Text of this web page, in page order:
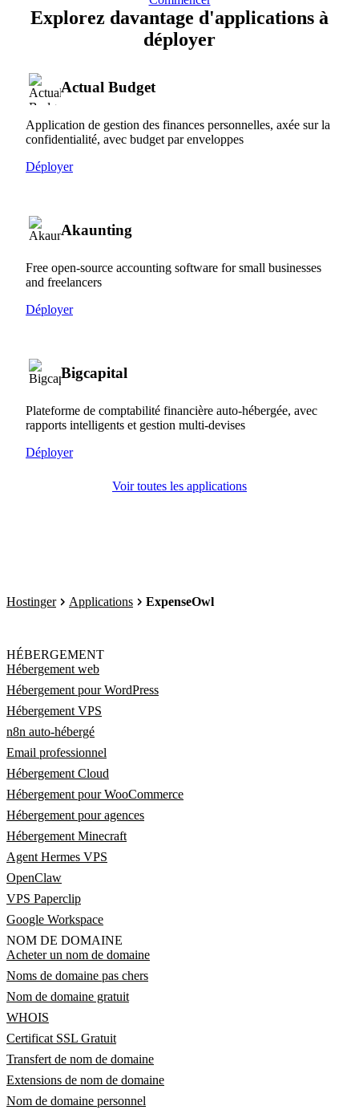
Explorez davantage d'applications à
déployer
Actual Budget
Application de gestion des finances personnelles, axée sur la
confidentialité, avec budget par enveloppes
Déployer
Akaunting
Free open-source accounting software for small businesses
and freelancers
Déployer
Bigcapital
Plateforme de comptabilité financière auto-hébergée, avec
rapports intelligents et gestion multi-devises
Déployer
Voir toutes les applications
Hostinger Applications ExpenseOwl
HÉBERGEMENT
Hébergement web
Hébergement pour WordPress
Hébergement VPS
n8n auto-hébergé
Email professionnel
Hébergement Cloud
Hébergement pour WooCommerce
Hébergement pour agences
Hébergement Minecraft
Agent Hermes VPS
OpenClaw
VPS Paperclip
Google Workspace
NOM DE DOMAINE
Acheter un nom de domaine
Noms de domaine pas chers
Nom de domaine gratuit
WHOIS
Certificat SSL Gratuit
Transfert de nom de domaine
Extensions de nom de domaine
Nom de domaine personnel